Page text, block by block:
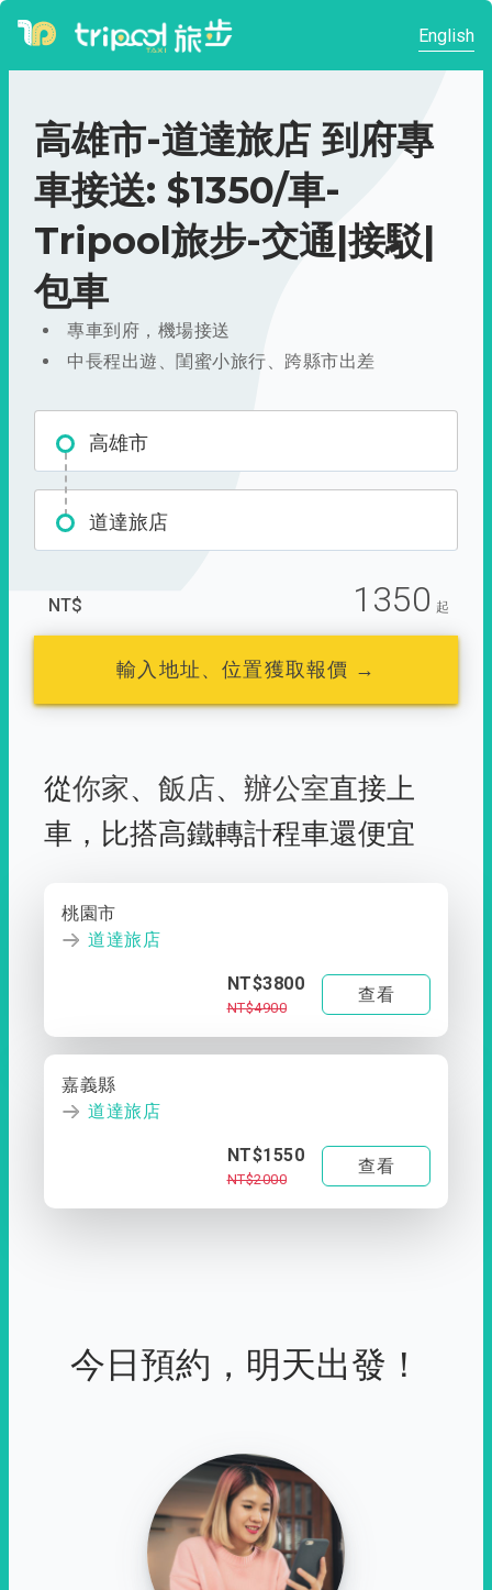
English
高雄市-道達旅店 到府專
車接送: $1350/車-
Tripool旅步-交通|接駁|
包車
專車到府，機場接送
中長程出遊、閨蜜小旅行、跨縣市出差
高雄市
道達旅店
NT$ 1350 起
輸入地址、位置獲取報價 →
從你家、 飯店、 辦公室直接上
車， 比搭高鐵轉計程車還便宜
桃園市
道達旅店
NT$3800
NT$4900
查看
嘉義縣
道達旅店
NT$1550
NT$2000
查看
今日預約，明天出發！